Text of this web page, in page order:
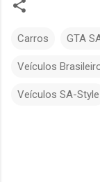
Carros GTA
Veículos
Veículos SA-Style